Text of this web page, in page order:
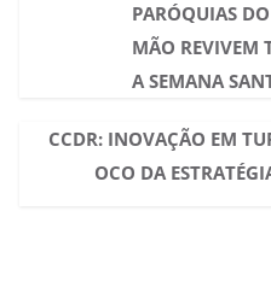
PARÓQUIAS
MÃO REVIVEM
A SEMANA
CCDR: INOVAÇÃO EM
OCO DA